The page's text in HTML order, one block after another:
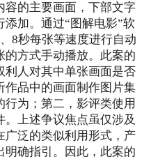
容的主要画面，下部文字
加。通过“图解电影”软
8秒每张等速度进行自动
的方式手动播放。此案的
利人对其中单张画面是否
作品中的画面制作图片集
为；第二，影评类使用
上述争议焦点虽仅涉及
广泛的类似利用形式，产
明确指引。因此，此案的